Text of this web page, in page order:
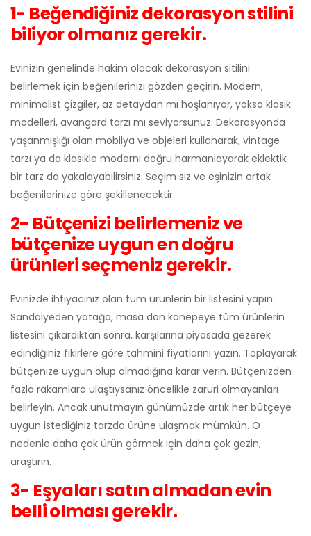
1- Beğendiğiniz dekorasyon stilini
biliyor olmanız gerekir.
Evinizin genelinde hakim olacak dekorasyon sitilini
belirlemek için beğenilerinizi gözden geçirin. Modern,
minimalist çizgiler, az detaydan mı hoşlanıyor, yoksa klasik
modelleri, avangard tarzı mı seviyorsunuz. Dekorasyonda
yaşanmışlığı olan mobilya ve objeleri kullanarak, vintage
tarzı ya da klasikle moderni doğru harmanlayarak eklektik
bir tarz da yakalayabilirsiniz. Seçim siz ve eşinizin ortak
beğenilerinize göre şekillenecektir.
2- Bütçenizi belirlemeniz ve
bütçenize uygun en doğru
ürünleri seçmeniz gerekir.
Evinizde ihtiyacınız olan tüm ürünlerin bir listesini yapın.
Sandalyeden yatağa, masa dan kanepeye tüm ürünlerin
listesini çıkardıktan sonra, karşılarına piyasada gezerek
edindiğiniz fikirlere göre tahmini fiyatlarını yazın. Toplayarak
bütçenize uygun olup olmadığına karar verin. Bütçenizden
fazla rakamlara ulaştıysanız öncelikle zaruri olmayanları
belirleyin. Ancak unutmayın günümüzde artık her bütçeye
uygun istediğiniz tarzda ürüne ulaşmak mümkün. O
nedenle daha çok ürün görmek için daha çok gezin,
araştırın.
3- Eşyaları satın almadan evin
belli olması gerekir.